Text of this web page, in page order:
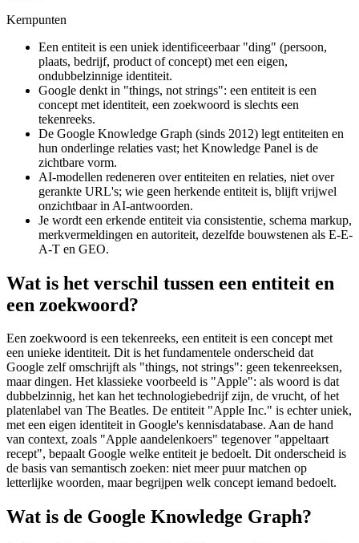
Kernpunten
Een entiteit is een uniek identificeerbaar "ding" (persoon,
plaats, bedrijf, product of concept) met een eigen,
ondubbelzinnige identiteit.
Google denkt in "things, not strings": een entiteit is een
concept met identiteit, een zoekwoord is slechts een
tekenreeks.
De Google Knowledge Graph (sinds 2012) legt entiteiten en
hun onderlinge relaties vast; het Knowledge Panel is de
zichtbare vorm.
AI-modellen redeneren over entiteiten en relaties, niet over
gerankte URL's; wie geen herkende entiteit is, blijft vrijwel
onzichtbaar in AI-antwoorden.
Je wordt een erkende entiteit via consistentie, schema markup,
merkvermeldingen en autoriteit, dezelfde bouwstenen als E-E-
A-T en GEO.
Wat is het verschil tussen een entiteit en
een zoekwoord?
Een zoekwoord is een tekenreeks, een entiteit is een concept met
een unieke identiteit. Dit is het fundamentele onderscheid dat
Google zelf omschrijft als "things, not strings": geen tekenreeksen,
maar dingen. Het klassieke voorbeeld is "Apple": als woord is dat
dubbelzinnig, het kan het technologiebedrijf zijn, de vrucht, of het
platenlabel van The Beatles. De entiteit "Apple Inc." is echter uniek,
met een eigen identiteit in Google's kennisdatabase. Aan de hand
van context, zoals "Apple aandelenkoers" tegenover "appeltaart
recept", bepaalt Google welke entiteit je bedoelt. Dit onderscheid is
de basis van semantisch zoeken: niet meer puur matchen op
letterlijke woorden, maar begrijpen welk concept iemand bedoelt.
Wat is de Google Knowledge Graph?